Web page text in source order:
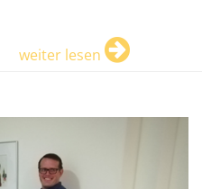
weiter lesen